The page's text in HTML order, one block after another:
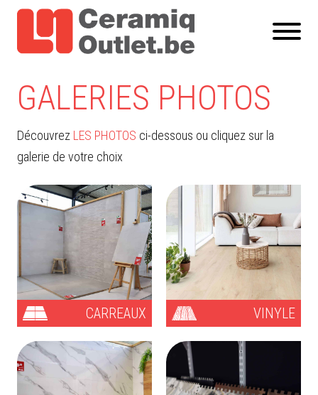
GALERIES PHOTOS
Découvrez LES PHOTOS ci-dessous ou cliquez sur la
galerie de votre choix
CARREAUX VINYLE